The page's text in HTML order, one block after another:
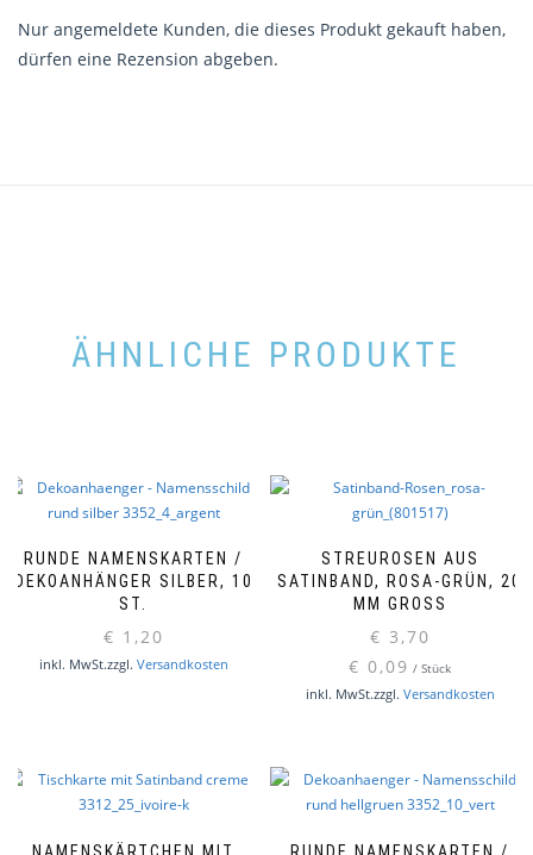
Nur angemeldete Kunden, die dieses Produkt gekauft haben,
dürfen eine Rezension abgeben.
ÄHNLICHE PRODUKTE
RUNDE NAMENSKARTEN /
DEKOANHÄNGER SILBER, 10
ST.
€ 1,20
inkl. MwSt.zzgl. Versandkosten
STREUROSEN AUS
SATINBAND, ROSA-GRÜN, 20
MM GROSS
€ 3,70
€ 0,09 / Stück
inkl. MwSt.zzgl. Versandkosten
NAMENSKÄRTCHEN MIT RUNDE NAMENSKARTEN /